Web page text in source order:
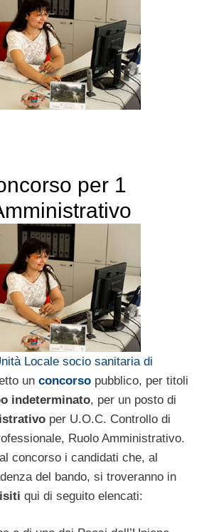
per 1
Locale socio sanitaria di
un concorso pubblico, per titoli
indeterminato, per un posto di
per U.O.C. Controllo di
Ruolo Amministrativo.
concorso i candidati che, al
del bando, si troveranno in
qui di seguito elencati: